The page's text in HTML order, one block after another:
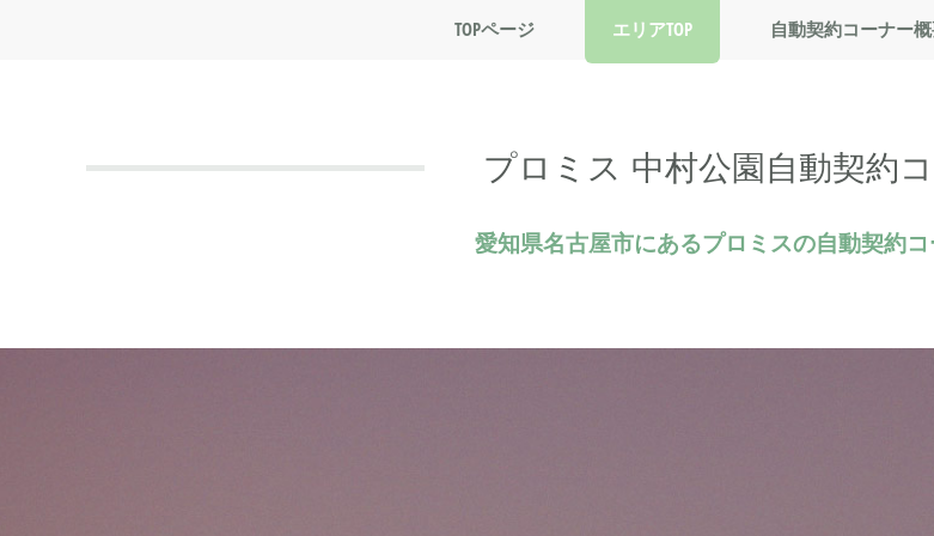
プロミス 中村公園自動契約
愛知県名古屋市にあるプロミスの自動契約
TOPページ エリアTOP 自動契約コーナー